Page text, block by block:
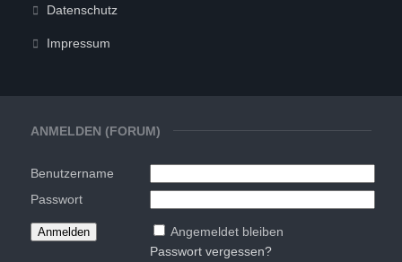
ANMELDEN (FORUM)
Benutzername
Passwort
Angemeldet bleiben
Passwort vergessen?
Datenschutz
Impressum